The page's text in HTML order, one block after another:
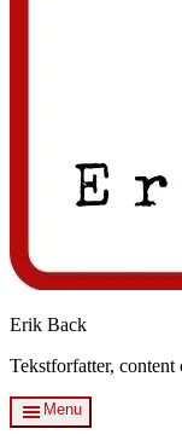
Erik Back
Tekstforfatter,
Menu